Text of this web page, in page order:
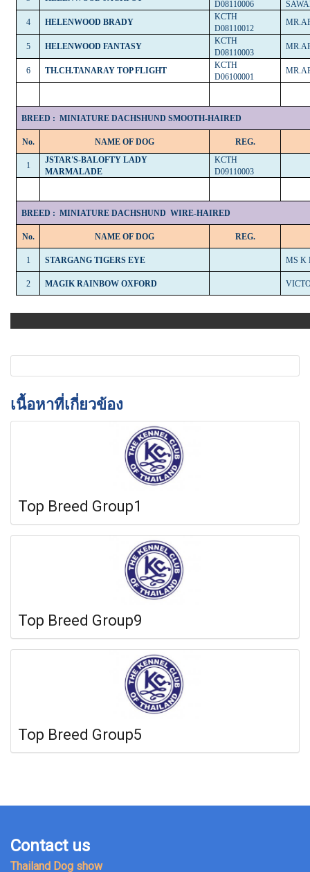
D08110006
4
HELENWOOD BRADY
KCTH
D08110012
5 HELENWOOD FANTASY
KCTH
D08110003
6 TH.CH.TANARAY TOP FLIGHT
KCTH
D06100001
BREED : MINIATURE DACHSHUND SMOOTH-HAIRED
No. NAME OF DOG REG.
1
JSTAR'S-BALOFTY LADY
MARMALADE
KCTH
D09110003
BREED : MINIATURE DACHSHUND WIRE-HAIRED
No. NAME OF DOG REG.
1 STARGANG TIGERS EYE MS K
2 MAGIK RAINBOW OXFORD
เนื้อหาที่เกี่ยวข้อง
Top Breed Group1
Top Breed Group9
Top Breed Group5
Contact us
Thailand Dog show